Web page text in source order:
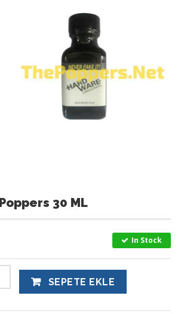
30 ML
In Stock
SEPETE EKLE